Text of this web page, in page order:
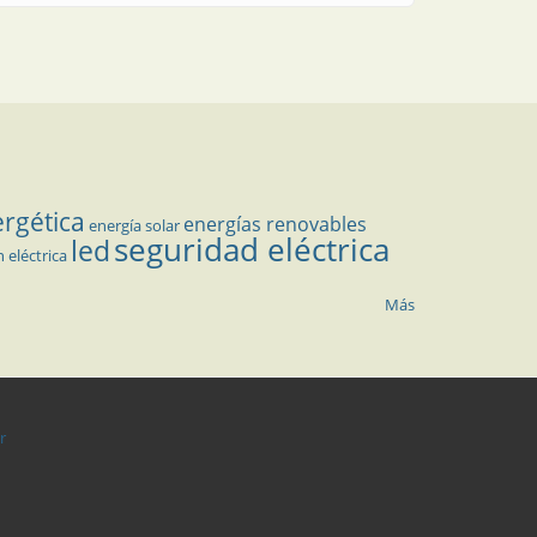
energía solar energías renovables
eléctrica ledseguridad eléctrica
Más